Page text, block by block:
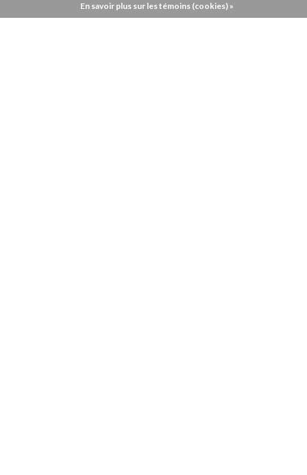
En savoir plus sur les témoins (cookies) »